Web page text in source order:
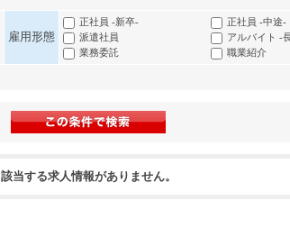
雇用形態
正社員 -新卒- 正社員 -中途-
派遣社員
アルバイト -
業務委託
職業紹介
該当する求人情報がありません。